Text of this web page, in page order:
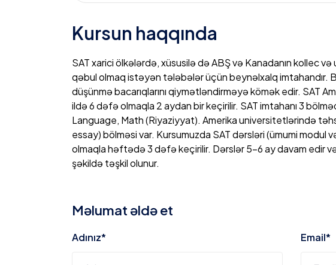
Kursun haqqında
SAT xarici ölkələrdə, xüsusilə də ABŞ və Kanadanın kollec
qəbul olmaq istəyən tələbələr üçün beynəlxalq imtahandır.
düşünmə bacarıqlarını qiymətləndirməyə kömək edir. SAT
ildə 6 dəfə olmaqla 2 aydan bir keçirilir. SAT imtahanı 3
Language, Math (Riyaziyyat). Amerika universitetlərində
essay) bölməsi var. Kursumuzda SAT dərsləri (ümumi modul
olmaqla həftədə 3 dəfə keçirilir. Dərslər 5-6 ay davam edir
şəkildə təşkil olunur.
Consectetur adipisicing elit, sed do eiusmod tempor is
4.3 4
Məlumat əldə et
Adınız* Email*